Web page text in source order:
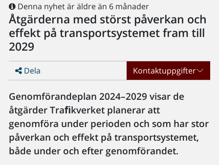
Denna nyhet är äldre än 6 månader
Åtgärderna med störst påverkan och
effekt på transportsystemet fram till
2029
Dela Kontaktuppgifter
Genomförandeplan 2024–2029 visar de
åtgärder Traﬁkverket planerar att
genomföra under perioden och som har stor
påverkan och effekt på transportsystemet,
både under och efter genomförandet.